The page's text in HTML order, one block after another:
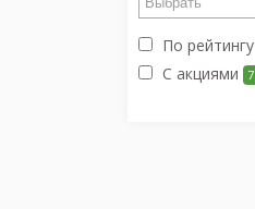
По рейтингу
С акциями 7